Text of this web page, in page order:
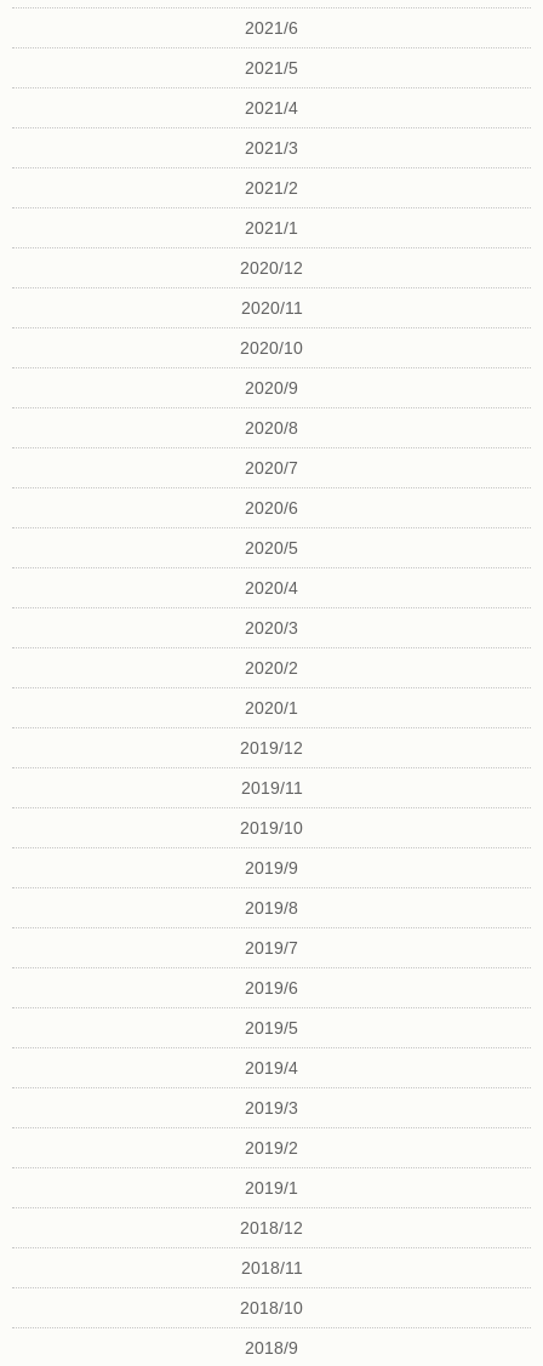
2021/6
2021/5
2021/4
2021/3
2021/2
2021/1
2020/12
2020/11
2020/10
2020/9
2020/8
2020/7
2020/6
2020/5
2020/4
2020/3
2020/2
2020/1
2019/12
2019/11
2019/10
2019/9
2019/8
2019/7
2019/6
2019/5
2019/4
2019/3
2019/2
2019/1
2018/12
2018/11
2018/10
2018/9